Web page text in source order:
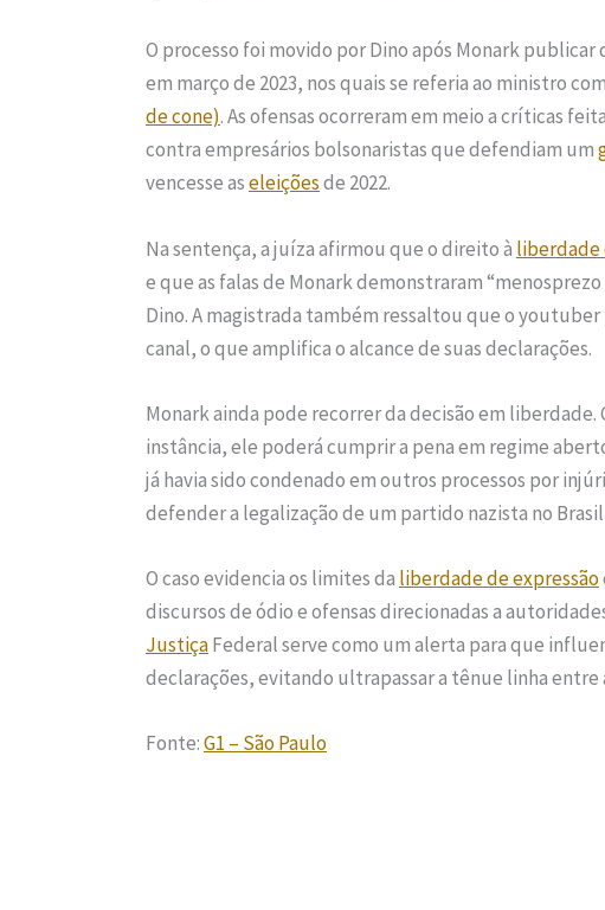
O processo foi movido por Dino após Monark
em março de 2023, nos quais se referia ao ministro
de cone). As ofensas ocorreram em meio a críticas
contra empresários bolsonaristas que defendiam um
vencesse aseleiçõesde 2022.
Na sentença, a juíza afirmou que o direito à liberdade
e que as falas de Monark demonstraram
Dino. A magistrada também ressaltou que o
canal, o que amplifica o alcance de suas declarações.
Monark ainda pode recorrer da decisão em liberdade.
instância, ele poderá cumprir a pena em regime
já havia sido condenado em outros processos por
defender a legalização de um partido nazista no
O caso evidencia os limites da liberdade de expressão
discursos de ódio e ofensas direcionadas a
JustiçaFederal serve como um alerta para que
declarações, evitando ultrapassar a tênue linha
Fonte:G1 – São Paulo